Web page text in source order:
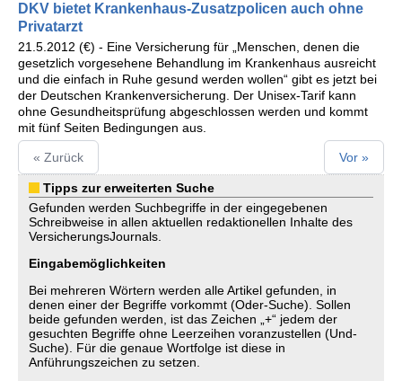
DKV bietet Krankenhaus-Zusatzpolicen auch ohne
Privatarzt
21.5.2012 (€) - Eine Versicherung für „Menschen, denen die
gesetzlich vorgesehene Behandlung im Krankenhaus ausreicht
und die einfach in Ruhe gesund werden wollen“ gibt es jetzt bei
der Deutschen Krankenversicherung. Der Unisex-Tarif kann
ohne Gesundheitsprüfung abgeschlossen werden und kommt
mit fünf Seiten Bedingungen aus.
« Zurück Vor »
Tipps zur erweiterten Suche
Gefunden werden Suchbegriffe in der eingegebenen
Schreibweise in allen aktuellen redaktionellen Inhalte des
VersicherungsJournals.
Eingabemöglichkeiten
Bei mehreren Wörtern werden alle Artikel gefunden, in
denen einer der Begriffe vorkommt (Oder-Suche). Sollen
beide gefunden werden, ist das Zeichen „+“ jedem der
gesuchten Begriffe ohne Leerzeihen voranzustellen (Und-
Suche). Für die genaue Wortfolge ist diese in
Anführungszeichen zu setzen.